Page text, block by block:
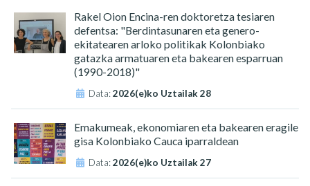
Rakel Oion Encina-ren doktoretza tesiaren
defentsa: "Berdintasunaren eta genero-
ekitatearen arloko politikak Kolonbiako
gatazka armatuaren eta bakearen esparruan
(1990-2018)"
Data:2026(e)ko Uztailak 28
Emakumeak, ekonomiaren eta bakearen eragile
gisa Kolonbiako Cauca iparraldean
Data:2026(e)ko Uztailak 27